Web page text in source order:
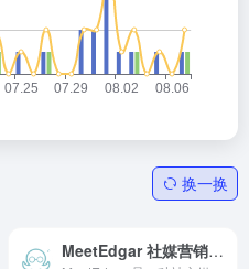
换一换
MeetEdgar 社媒营销自动化